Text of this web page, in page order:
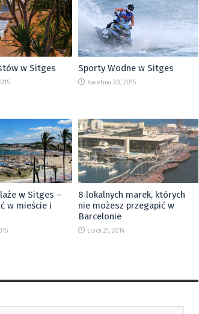
w Sitges Sporty Wodne w Sitges
Kwietnia 30, 2015
w Sitges –
w mieście i
8 lokalnych marek, których
nie możesz przegapić w
Barcelonie
Lipca 21, 2014